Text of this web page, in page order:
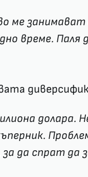
ме
време. Паля
долара.
за да спрат